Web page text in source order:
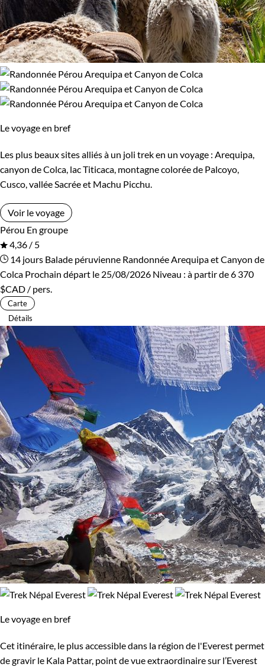
Le voyage en bref
Les plus beaux sites alliés à un joli trek en un voyage : Arequipa,
canyon de Colca, lac Titicaca, montagne colorée de Palcoyo,
Cusco, vallée Sacrée et Machu Picchu.
Voir le voyage
Pérou En groupe
4,36 / 5
14 jours Balade péruvienne Randonnée Arequipa et Canyon de
Colca Prochain départ le 25/08/2026 Niveau : à partir de6 370
$CAD / pers.
Carte
Détails
Le voyage en bref
Cet itinéraire, le plus accessible dans la région de l'Everest permet
de gravir le Kala Pattar, point de vue extraordinaire sur l’Everest